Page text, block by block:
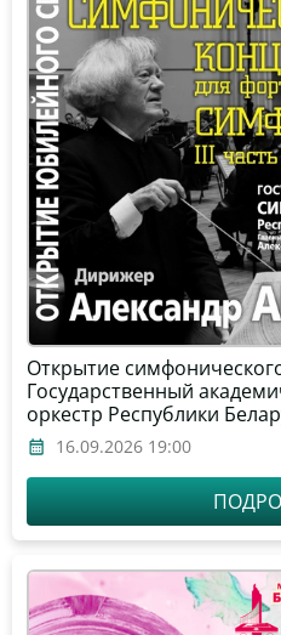
Открытие
Государственный
оркестр Республики
Александр Анисимов,
Сюи (фортепиано, Китай)
16.09.2026 19:00